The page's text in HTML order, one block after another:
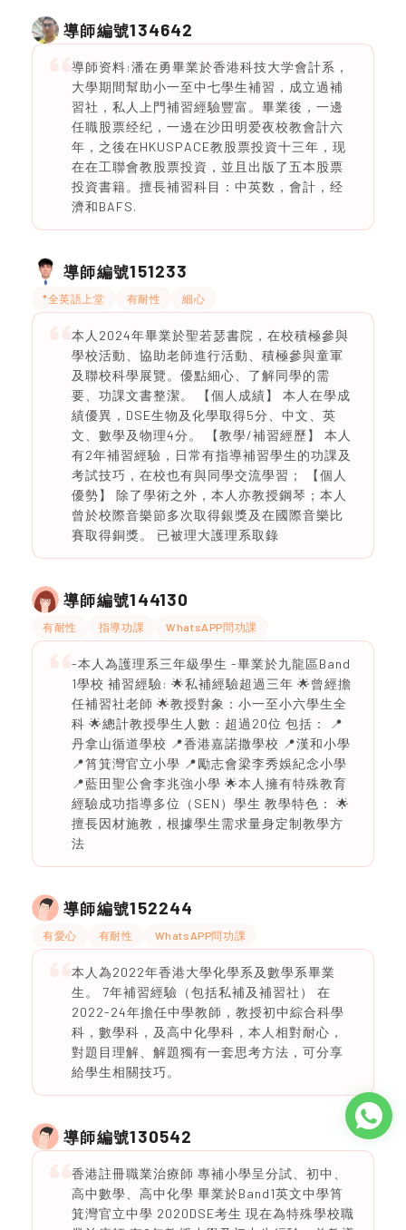
導師編號134642
導師资料:潘在勇畢業於香港科技大学會計系，
大學期間幫助小一至中七學生補習，成立過補
習社，私人上門補習經驗豐富。畢業後，一邊
任職股票经纪，一邊在沙田明爱夜校教會計六
年，之後在HKUSPACE教股票投資十三年，现
在在工聯會教股票投資，並且出版了五本股票
投資書籍。擅長補習科目：中英数，會計，经
濟和BAFS.
導師編號151233
*全英語上堂 有耐性 細心
本人2024年畢業於聖若瑟書院，在校積極參與
學校活動、協助老師進行活動、積極參與童軍
及聯校科學展覽。優點細心、了解同學的需
要、功課文書整潔。 【個人成績】 本人在學成
績優異，DSE生物及化學取得5分、中文、英
文、數學及物理4分。 【教學/補習經歷】 本人
有2年補習經驗，日常有指導補習學生的功課及
考試技巧，在校也有與同學交流學習； 【個人
優勢】 除了學術之外，本人亦教授鋼琴；本人
曾於校際音樂節多次取得銀獎及在國際音樂比
賽取得銅獎。 已被理大護理系取錄
導師編號144130
有耐性 指導功課 WhatsAPP問功課
-本人為護理系三年級學生 -畢業於九龍區Band
1學校 補習經驗: 🌟私補經驗超過三年 🌟曾經擔
任補習社老師 🌟教授對象：小一至小六學生全
科 🌟總計教授學生人數：超過20位 包括： 📍
丹拿山循道學校 📍香港嘉諾撒學校 📍漢和小學
📍筲箕灣官立小學 📍勵志會梁李秀娛紀念小學
📍藍田聖公會李兆強小學 🌟本人擁有特殊教育
經驗成功指導多位（SEN）學生 教學特色： 🌟
擅長因材施教，根據學生需求量身定制教學方
法
導師編號152244
有愛心 有耐性 WhatsAPP問功課
本人為2022年香港大學化學系及數學系畢業
生。 7年補習經驗（包括私補及補習社） 在
2022-24年擔任中學教師，教授初中綜合科學
科，數學科，及高中化學科，本人相對耐心，
對題目理解、解題獨有一套思考方法，可分享
給學生相關技巧。
導師編號130542
香港註冊職業治療師 專補小學呈分試、初中、
高中數學、高中化學 畢業於Band1英文中學筲
箕灣官立中學 2020DSE考生 現在為特殊學校職